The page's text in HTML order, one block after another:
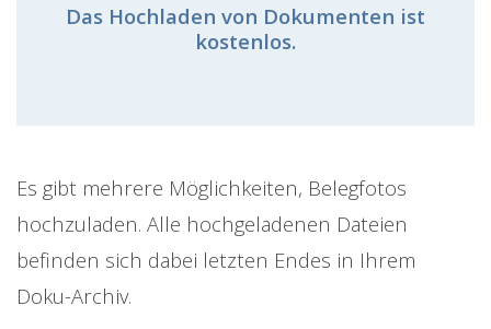
Das Hochladen von Dokumenten ist
kostenlos.
Es gibt mehrere Möglichkeiten, Belegfotos
hochzuladen. Alle hochgeladenen Dateien
befinden sich dabei letzten Endes in Ihrem
Doku-Archiv.